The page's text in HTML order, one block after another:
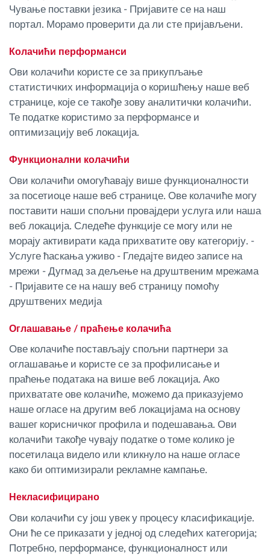
Чување поставки језика - Пријавите се на наш
портал. Морамо проверити да ли сте пријављени.
Колачићи перформанси
Ови колачићи користе се за прикупљање
статистичких информација о коришћењу наше веб
странице, које се такође зову аналитички колачићи.
Те податке користимо за перформансе и
оптимизацију веб локација.
Функционални колачићи
Ови колачићи омогућавају више функционалности
за посетиоце наше веб странице. Ове колачиће могу
поставити наши спољни провајдери услуга или наша
веб локација. Следеће функције се могу или не
морају активирати када прихватите ову категорију. -
Услуге ћаскања уживо - Гледајте видео записе на
мрежи - Дугмад за дељење на друштвеним мрежама
- Пријавите се на нашу веб страницу помоћу
друштвених медија
Оглашавање / праћење колачића
Ове колачиће постављају спољни партнери за
оглашавање и користе се за профилисање и
праћење података на више веб локација. Ако
прихватате ове колачиће, можемо да приказујемо
наше огласе на другим веб локацијама на основу
вашег корисничког профила и подешавања. Ови
колачићи такође чувају податке о томе колико је
посетилаца видело или кликнуло на наше огласе
како би оптимизирали рекламне кампање.
Некласифицирано
Ови колачићи су још увек у процесу класификације.
Они ће се приказати у једној од следећих категорија;
Потребно, перформансе, функционалност или